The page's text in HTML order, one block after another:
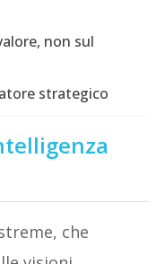
non sul
strategico
che